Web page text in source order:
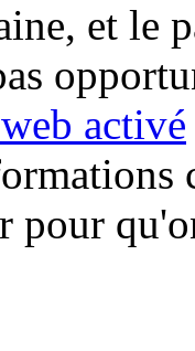
et le
activé
pour